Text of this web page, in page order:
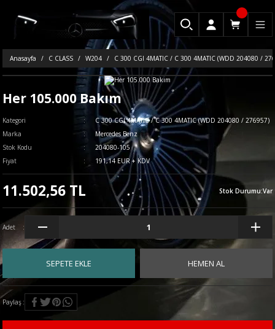
Anasayfa C CLASS W204 C 300 CGI 4MATIC / C 300 4MATIC (WDD 204080 /
Her 105.000 Bakım
Kategori
C 300 CGI 4MATIC / C 300 4MATIC (WDD 204080 / 276957)
Marka
Mercedes Benz
Stok Kodu
204080-105
Fiyat
191,14 EUR + KDV
11.502,56 TL Stok Durumu:Var
Adet
SEPETE EKLE HEMEN AL
Paylaş